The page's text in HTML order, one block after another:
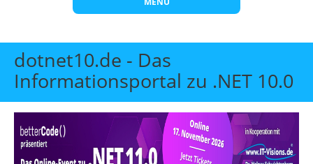
Start
Themen
Individuelle Schulungen
Offene Seminare
dotnet10.de - Das
Informationsportal zu .NET 10.0